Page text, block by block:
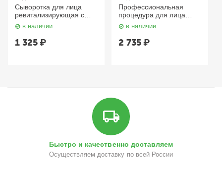
Сыворотка для лица
ревитализирующая с
лактобионовой кислотой
100 мл Aravia
в наличии
1 325₽
Профессиональная
процедура для лица
«Аппаратная
косметология» / Anti-
Age, 150 мл x 3 Aravia
в наличии
2 735₽
Быстро и качественно доставляем
Осуществляем доставку по всей России